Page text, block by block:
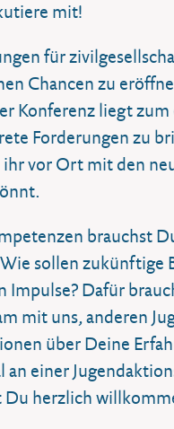
mit!
für
Chancen zu
Konferenz liegt zum
Forderungen zu
vor Ort mit den
brauchst
sollen zukünftige
Dafür
mit uns, anderen
über Deine
an einer
Du herzlich